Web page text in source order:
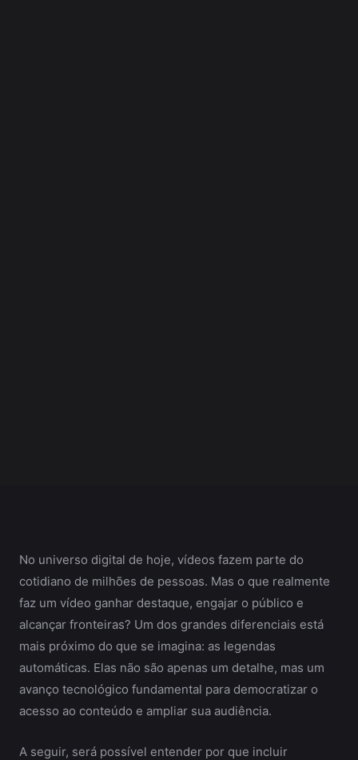
No universo digital de hoje, vídeos fazem parte do
cotidiano de milhões de pessoas. Mas o que realmente
faz um vídeo ganhar destaque, engajar o público e
alcançar fronteiras? Um dos grandes diferenciais está
mais próximo do que se imagina: as legendas
automáticas. Elas não são apenas um detalhe, mas um
avanço tecnológico fundamental para democratizar o
acesso ao conteúdo e ampliar sua audiência.
A seguir, será possível entender por que incluir